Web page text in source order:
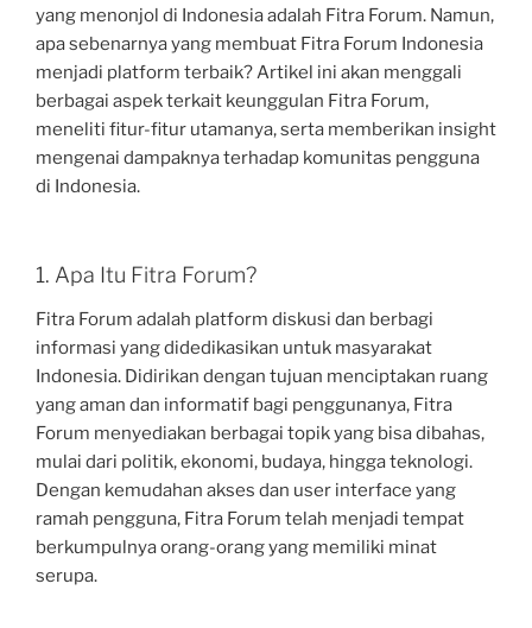
yang menonjol di Indonesia adalah Fitra Forum. Namun,
apa sebenarnya yang membuat Fitra Forum Indonesia
menjadi platform terbaik? Artikel ini akan menggali
berbagai aspek terkait keunggulan Fitra Forum,
meneliti fitur-fitur utamanya, serta memberikan insight
mengenai dampaknya terhadap komunitas pengguna
di Indonesia.
1. Apa Itu Fitra Forum?
Fitra Forum adalah platform diskusi dan berbagi
informasi yang didedikasikan untuk masyarakat
Indonesia. Didirikan dengan tujuan menciptakan ruang
yang aman dan informatif bagi penggunanya, Fitra
Forum menyediakan berbagai topik yang bisa dibahas,
mulai dari politik, ekonomi, budaya, hingga teknologi.
Dengan kemudahan akses dan user interface yang
ramah pengguna, Fitra Forum telah menjadi tempat
berkumpulnya orang-orang yang memiliki minat
serupa.